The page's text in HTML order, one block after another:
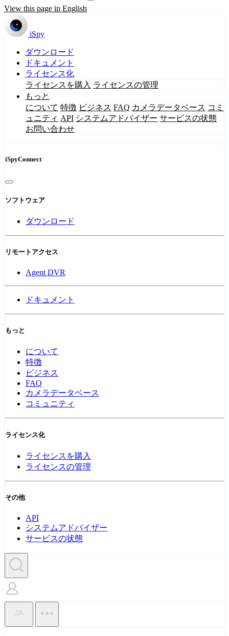
View this page in English
iSpy
ダウンロード
ドキュメント
ライセンス化
ライセンスを購入 ライセンスの管理
もっと
について 特徴 ビジネス FAQ カメラデータベース コミ
ュニティ API システムアドバイザー サービスの状態
お問い合わせ
iSpyConnect
ソフトウェア
ダウンロード
リモートアクセス
Agent DVR
ドキュメント
もっと
について
特徴
ビジネス
FAQ
カメラデータベース
コミュニティ
ライセンス化
ライセンスを購入
ライセンスの管理
その他
API
システムアドバイザー
サービスの状態
JA